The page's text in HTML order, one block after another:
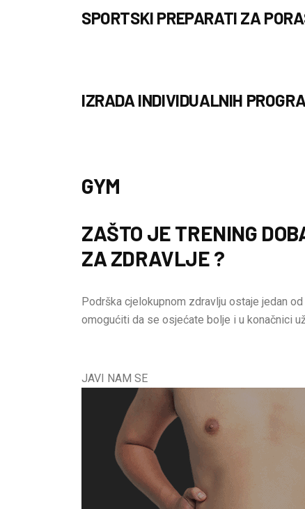
SPORTSKI PREPARATI ZA
IZRADA INDIVIDUALNIH
GYM
ZAŠTO JE TRENING
ZA ZDRAVLJE ?
Podrška cjelokupnom zdravlju ostaje jedan
omogućiti da se osjećate bolje i u konačnici
JAVI NAM SE